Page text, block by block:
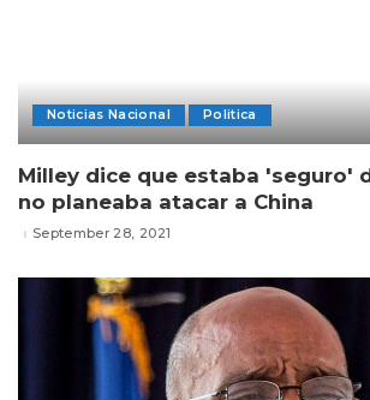
Noticias Nacional Politica
Milley dice que estaba 'seguro'
no planeaba atacar a China
September 28, 2021